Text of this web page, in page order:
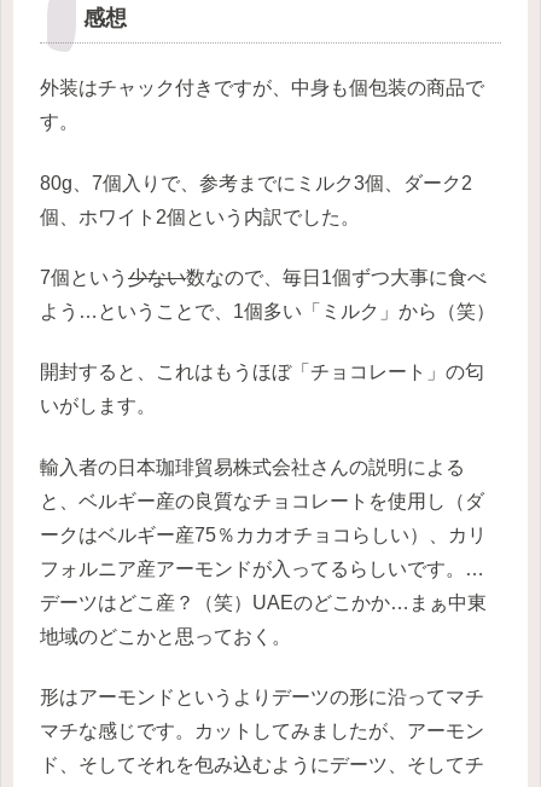
感想
外装はチャック付きですが、中身も個包装の商品で
す。
80g、7個入りで、参考までにミルク3個、ダーク2
個、ホワイト2個という内訳でした。
7個という 少ない数なので、毎日1個ずつ大事に食べ
よう…ということで、1個多い「ミルク」から（笑）
開封すると、これはもうほぼ「チョコレート」の匂
いがします。
輸入者の日本珈琲貿易株式会社さんの説明による
と、ベルギー産の良質なチョコレートを使用し（ダ
ークはベルギー産75％カカオチョコらしい）、カリ
フォルニア産アーモンドが入ってるらしいです。…
デーツはどこ産？（笑）UAEのどこかか…まぁ中東
地域のどこかと思っておく。
形はアーモンドというよりデーツの形に沿ってマチ
マチな感じです。カットしてみましたが、アーモン
ド、そしてそれを包み込むようにデーツ、そしてチ